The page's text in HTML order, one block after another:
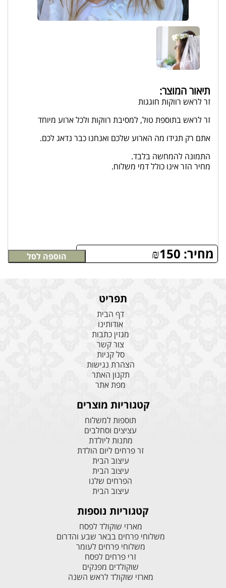
תיאור המוצר:
זר לראש רווקות חוגגות
זר לראש בתוספת טול, למסיבת רווקות ולכל ארוע מיוחד
אתם רק תגידו מה הארוע שלכם ואנחנו כבר נדאג לכם.
התמונה להמחשה בלבד.
מחיר הזר אינו כולל דמי משלוח.
מחיר: ₪150 הוספה לסל
תפריט
דף הבית
אודותינו
מגזין כתבות
צור קשר
סל קניות
הצהרת נגישות
תקנון האתר
מפת אתר
קטגוריות מוצרים
תוספות למשלוח
עציצים וסחלבים
מתנות ליולדת
זר פרחים ליום הולדת
עיצוב הבית
עיצוב הבית
הפרחים שלנו
עיצוב הבית
קטגוריות נוספות
מארזי שוקולד לפסח
משלוחי פרחים בבאר שבע והדרום
משלוחי פרחים לעומר
זרי פרחים לפסח
שוקולדים מפנקים
מארזי שוקולד לראש השנה